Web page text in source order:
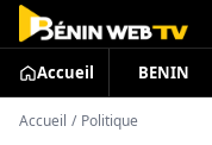
Accueil BENIN
Accueil / Politique